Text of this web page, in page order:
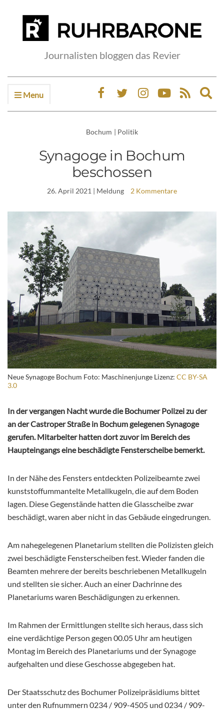
Journalisten bloggen das Revier
Menu
Bochum | Politik
Synagoge in Bochum
beschossen
26. April 2021 | Meldung 2 Kommentare
Neue Synagoge Bochum Foto: Maschinenjunge Lizenz: CC BY-SA
3.0
In der vergangen Nacht wurde die Bochumer Polizei zu der
an der Castroper Straße in Bochum gelegenen Synagoge
gerufen. Mitarbeiter hatten dort zuvor im Bereich des
Haupteingangs eine beschädigte Fensterscheibe bemerkt.
In der Nähe des Fensters entdeckten Polizeibeamte zwei
kunststoffummantelte Metallkugeln, die auf dem Boden
lagen. Diese Gegenstände hatten die Glasscheibe zwar
beschädigt, waren aber nicht in das Gebäude eingedrungen.
Am nahegelegenen Planetarium stellten die Polizisten gleich
zwei beschädigte Fensterscheiben fest. Wieder fanden die
Beamten mehrere der bereits beschriebenen Metallkugeln
und stellten sie sicher. Auch an einer Dachrinne des
Planetariums waren Beschädigungen zu erkennen.
Im Rahmen der Ermittlungen stellte sich heraus, dass sich
eine verdächtige Person gegen 00.05 Uhr am heutigen
Montag im Bereich des Planetariums und der Synagoge
aufgehalten und diese Geschosse abgegeben hat.
Der Staatsschutz des Bochumer Polizeipräsidiums bittet
unter den Rufnummern 0234 / 909-4505 und 0234 / 909-